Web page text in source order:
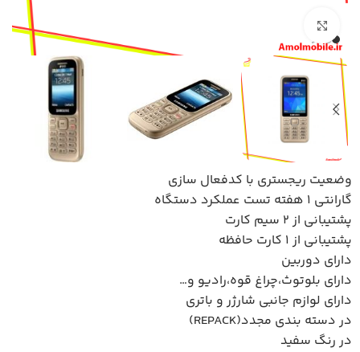
وضعیت ریجستری با کدفعال سازی
گارانتی 1 هفته تست عملکرد دستگاه
پشتیبانی از 2 سیم کارت
پشتیبانی از 1 کارت حافظه
دارای دوربین
دارای بلوتوث،چراغ قوه،رادیو و…
دارای لوازم جانبی شارژر و باتری
در دسته بندی مجدد(REPACK)
در رنگ سفید